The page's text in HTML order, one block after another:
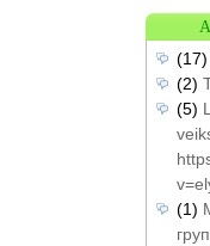
(17)
(2)
(5)
(1)